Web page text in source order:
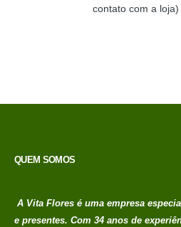
contato com a loja)
QUEM SOMOS
A Vita Flores é uma empresa
e presentes. Com 34 anos de